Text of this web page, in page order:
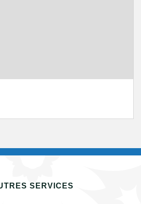
SERVICES